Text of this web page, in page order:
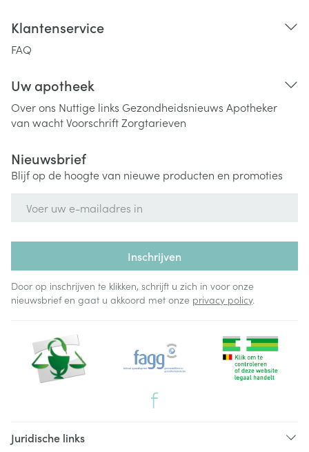
Klantenservice
FAQ
Uw apotheek
Over ons Nuttige links Gezondheidsnieuws Apotheker
van wachtVoorschriftZorgtarieven
Nieuwsbrief
Blijf op de hoogte van nieuwe producten en promoties
Inschrijven
Door op inschrijven te klikken, schrijft u zich in voor onze
nieuwsbrief en gaat u akkoord met onze privacy policy.
Juridische links